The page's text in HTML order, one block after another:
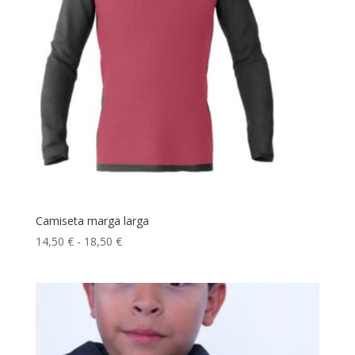
Camiseta marga larga
14,50 € - 18,50 €Rango
desde
14,50 €
hasta
18,50 €